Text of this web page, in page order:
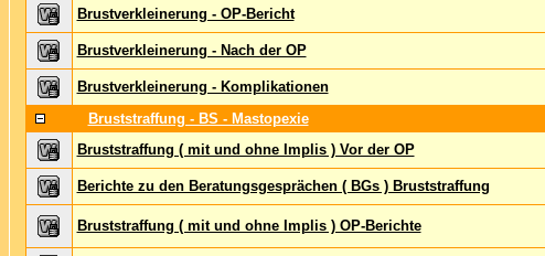
Brustverkleinerung - OP-Bericht
Brustverkleinerung - Nach der OP
Brustverkleinerung - Komplikationen
Bruststraffung - BS - Mastopexie
Bruststraffung ( mit und ohne Implis ) Vor der OP
Berichte zu den Beratungsgesprächen ( BGs ) Bruststraffung
Bruststraffung ( mit und ohne Implis ) OP-Berichte